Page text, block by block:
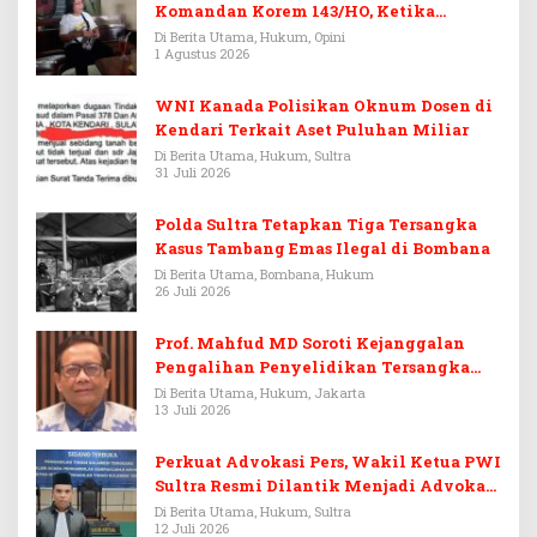
Komandan Korem 143/HO, Ketika
Warisan Menjadi Arena Pemerasan
Di Berita Utama, Hukum, Opini
1 Agustus 2026
WNI Kanada Polisikan Oknum Dosen di
Kendari Terkait Aset Puluhan Miliar
Di Berita Utama, Hukum, Sultra
31 Juli 2026
Polda Sultra Tetapkan Tiga Tersangka
Kasus Tambang Emas Ilegal di Bombana
Di Berita Utama, Bombana, Hukum
26 Juli 2026
Prof. Mahfud MD Soroti Kejanggalan
Pengalihan Penyelidikan Tersangka
Febrie Adriansyah
Di Berita Utama, Hukum, Jakarta
13 Juli 2026
Perkuat Advokasi Pers, Wakil Ketua PWI
Sultra Resmi Dilantik Menjadi Advokat
PERADI
Di Berita Utama, Hukum, Sultra
12 Juli 2026